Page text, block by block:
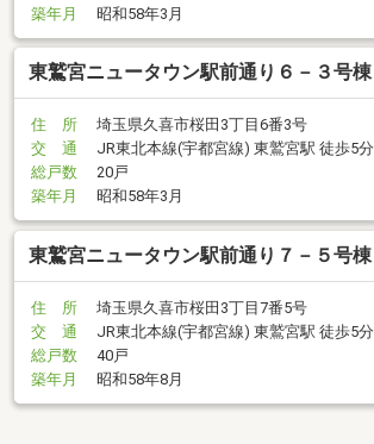
築年月
昭和58年3月
東鷲宮ニュータウン駅前通り６－３号棟
住 所
埼玉県久喜市桜田3丁目6番3号
交 通
JR東北本線(宇都宮線) 東鷲宮駅 徒歩5分
総戸数
20戸
築年月
昭和58年3月
東鷲宮ニュータウン駅前通り７－５号棟
住 所
埼玉県久喜市桜田3丁目7番5号
交 通
JR東北本線(宇都宮線) 東鷲宮駅 徒歩5分
総戸数
40戸
築年月
昭和58年8月